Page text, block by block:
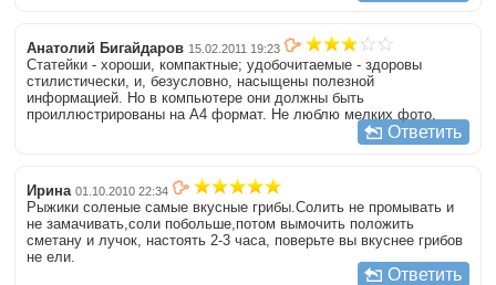
Анатолий Бигайдаров 15.02.2011 19:23
Статейки - хороши, компактные; удобочитаемые - здоровы
стилистически, и, безусловно, насыщены полезной
информацией. Но в компьютере они должны быть
проиллюстрированы на А4 формат. Не люблю мелких фото.
Ответить
Ирина 01.10.2010 22:34
Рыжики соленые самые вкусные грибы.Солить не промывать и
не замачивать,соли побольше,потом вымочить положить
сметану и лучок, настоять 2-3 часа, поверьте вы вкуснее грибов
не ели.
Ответить